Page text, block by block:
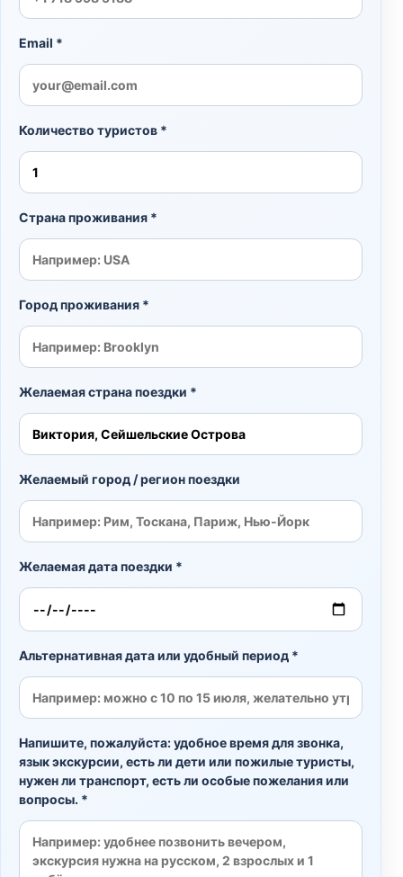
Email *
Количество туристов *
Страна проживания *
Город проживания *
Желаемая страна поездки *
Желаемый город / регион поездки
Желаемая дата поездки *
Альтернативная дата или удобный период *
Напишите, пожалуйста: удобное время для звонка,
язык экскурсии, есть ли дети или пожилые туристы,
нужен ли транспорт, есть ли особые пожелания или
вопросы. *